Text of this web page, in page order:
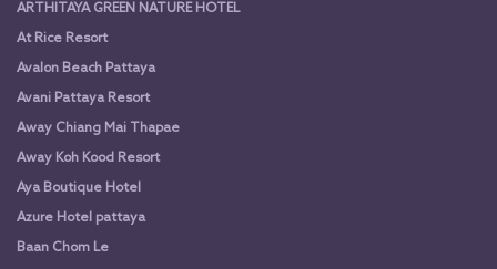
ARTHITAYA GREEN NATURE HOTEL
At Rice Resort
Avalon Beach Pattaya
Avani Pattaya Resort
Away Chiang Mai Thapae
Away Koh Kood Resort
Aya Boutique Hotel
Azure Hotel pattaya
Baan Chom Le